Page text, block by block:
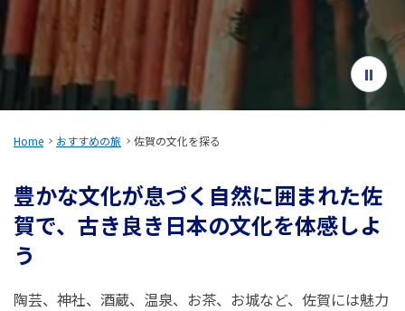
ANA サービス
閉じる
Home おすすめの旅 佐賀の文化を探る
豊かな文化が息づく自然に囲まれた佐
賀で、古き良き日本の文化を体感しよ
う
陶芸、神社、酒蔵、温泉、お茶、お城など、佐賀には魅力